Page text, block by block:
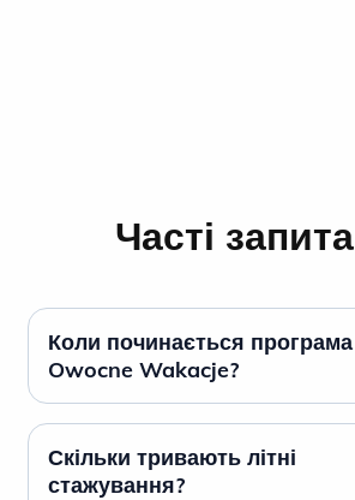
Часті
Коли починається програма
Owocne Wakacje?
Скільки тривають літні
стажування?